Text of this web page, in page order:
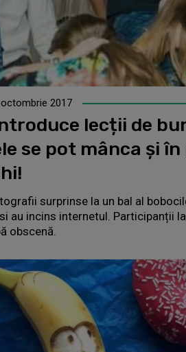
2017
lecții de
se pot mânca și
surprinse la un bal al
au incins internetul. Participanții
obscenă.